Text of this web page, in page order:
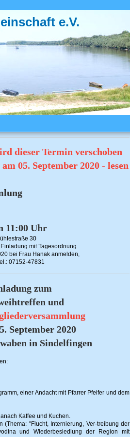
e.V.
dieser Termin verschoben
05. September 2020 - lesen
11:00 Uhr
30
mit Tagesordnung.
bei Frau Hanak anmelden,
07152-47831
zum
und
September 2020
in Sindelfingen
einer Andacht mit Pfarrer Pfeifer und dem
Kaffee und Kuchen.
(Thema: "Flucht, Internierung, Ver-treibung der
und Wiederbesiedlung der Region mit